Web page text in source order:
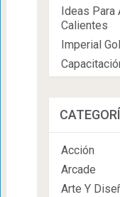
Ideas
Calientes
Imperial
Acción
Arcade
Arte Y